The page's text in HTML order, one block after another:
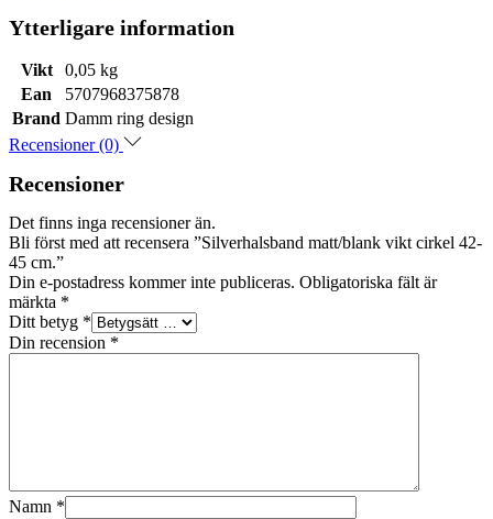
Ytterligare information
Vikt
0,05 kg
Ean
5707968375878
Brand Damm ring design
Recensioner (0)
Recensioner
Det finns inga recensioner än.
Bli först med att recensera ”Silverhalsband matt/blank vikt cirkel 42-
45 cm.”
Din e-postadress kommer inte publiceras. Obligatoriska fält är
märkta *
Ditt betyg *
Din recension *
Namn *